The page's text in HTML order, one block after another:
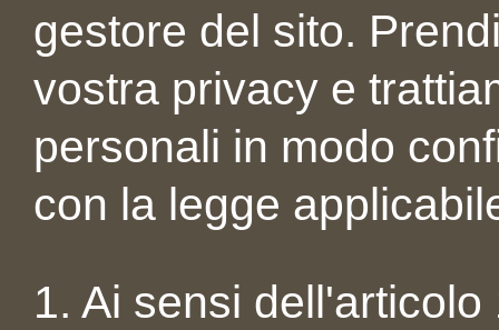
gestore del sito.
vostra privacy e
personali in modo
con la legge
1. Ai sensi